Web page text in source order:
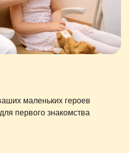
маленьких героев
первого знакомства